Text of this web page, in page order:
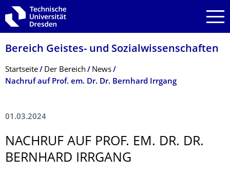
Zur Hauptnavigation springen
Zur Suche springen
Zum Inhalt springen
Bereich Geistes- und Sozialwissenschaf­ten
Breadcrumb-Menü
Startseite Der Bereich
News
Nachruf auf Prof. em. Dr. Dr. Bernhard Irrgang
01.03.2024
NACHRUF AUF PROF. EM. DR. DR.
BERNHARD IRRGANG